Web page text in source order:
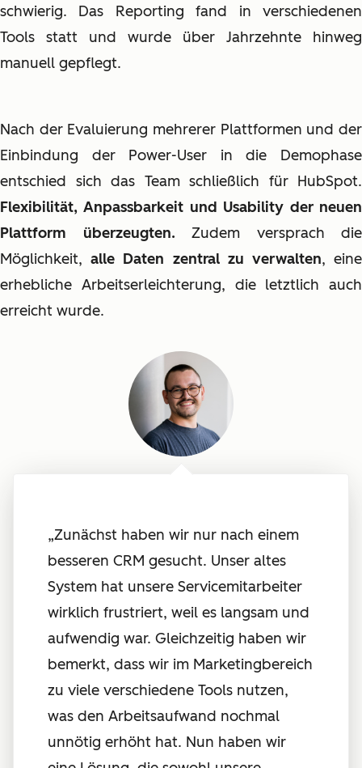
schwierig. Das Reporting fand in verschiedenen
Tools statt und wurde über Jahrzehnte hinweg
manuell gepflegt.
Nach der Evaluierung mehrerer Plattformen und der
Einbindung der Power-User in die Demophase
entschied sich das Team schließlich für HubSpot.
Flexibilität, Anpassbarkeit und Usability der neuen
Plattform überzeugten. Zudem versprach die
Möglichkeit,alle Daten zentral zu verwalten, eine
erhebliche Arbeitserleichterung, die letztlich auch
erreicht wurde.
„Zunächst haben wir nur nach einem
besseren CRM gesucht. Unser altes
System hat unsere Servicemitarbeiter
wirklich frustriert, weil es langsam und
aufwendig war. Gleichzeitig haben wir
bemerkt, dass wir im Marketingbereich
zu viele verschiedene Tools nutzen,
was den Arbeitsaufwand nochmal
unnötig erhöht hat. Nun haben wir